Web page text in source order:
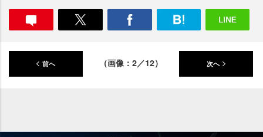
前へ （画像：2／12） 次へ